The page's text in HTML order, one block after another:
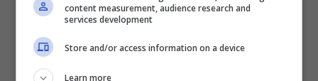
content measurement, audience research and
services development
Store and/or access information on a device
Learn more